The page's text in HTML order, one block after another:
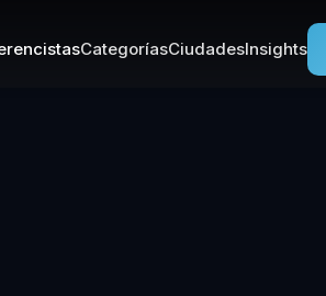
CategoríasCiudadesInsights